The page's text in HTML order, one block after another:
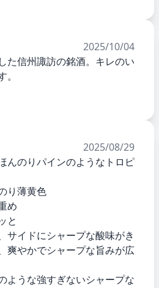
2025/10/04
た信州諏訪の銘酒。キレのい
2025/08/29
んのりパインのようなトロピ
り薄黄色
め
と
サイドにシャープな酸味がき
爽やかでシャープな旨みが広
ような強すぎないシャープな